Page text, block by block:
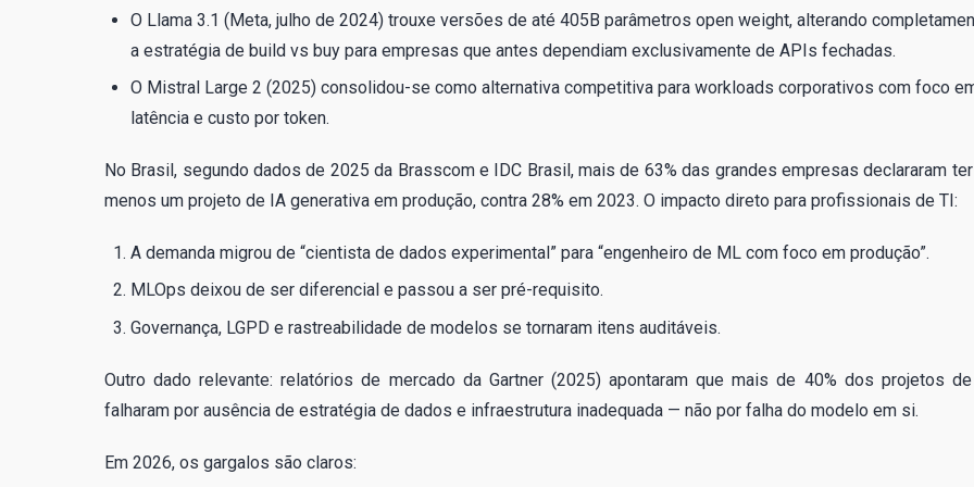
O Llama 3.1 (Meta, julho de 2024) trouxe versões de até 405B parâmetros open weight, alterando
a estratégia de build vs buy para empresas que antes dependiam exclusivamente de APIs fechadas.
O Mistral Large 2 (2025) consolidou-se como alternativa competitiva para workloads corporativos com foco
latência e custo por token.
No Brasil, segundo dados de 2025 da Brasscom e IDC Brasil, mais de 63% das grandes empresas declararam
menos um projeto de IA generativa em produção, contra 28% em 2023. O impacto direto para profissionais de TI:
A demanda migrou de “cientista de dados experimental” para “engenheiro de ML com foco em produção”.
MLOps deixou de ser diferencial e passou a ser pré-requisito.
Governança, LGPD e rastreabilidade de modelos se tornaram itens auditáveis.
Outro dado relevante: relatórios de mercado da Gartner (2025) apontaram que mais de 40% dos projetos
falharam por ausência de estratégia de dados e infraestrutura inadequada — não por falha do modelo em si.
Em 2026, os gargalos são claros: